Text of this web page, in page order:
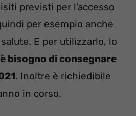
previsti per l’accesso
per esempio anche
E per utilizzarlo, lo
bisogno di consegnare
. Inoltre è richiedibile
in corso.